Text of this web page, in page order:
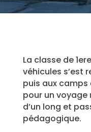
La classe de
véhicules s’est
puis aux camps
pour un
d’un long et
pédagogique.